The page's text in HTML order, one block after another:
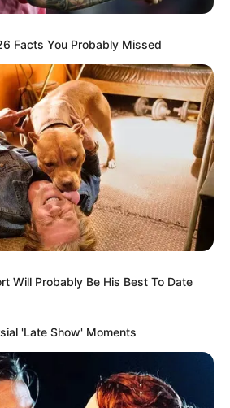
Facts You Probably Missed
Will Probably Be His Best To Date
'Late Show' Moments